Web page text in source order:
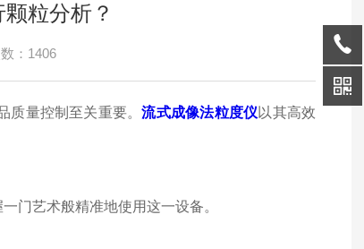
粒分析？
：1406
质量控制至关重要。流式成像法粒度仪 以其高效
艺术般精准地使用这一设备。